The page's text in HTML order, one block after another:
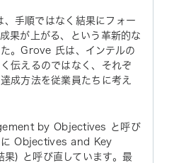
手順ではなく結果にフォー
果が上がる、という革新的な
。Grove 氏は、インテルの
伝えるのではなく、それぞ
成方法を従業員たちに考え
by Objectives
と呼び
にObjectives and Key
果)
と呼び直しています。最